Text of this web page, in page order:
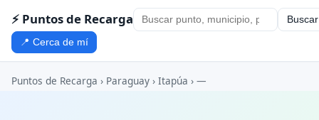
⚡ Puntos de Recarga Buscar
📍 Cerca de mí
Puntos de Recarga › Paraguay › Itapúa › —